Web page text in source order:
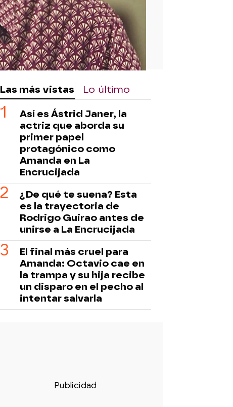
Las más vistas Lo último
Así es Ástrid Janer, la
actriz que aborda su
primer papel
protagónico como
Amanda en La
Encrucijada
¿De qué te suena? Esta
es la trayectoria de
Rodrigo Guirao antes de
unirse a La Encrucijada
El final más cruel para
Amanda: Octavio cae en
la trampa y su hija recibe
un disparo en el pecho al
intentar salvarla